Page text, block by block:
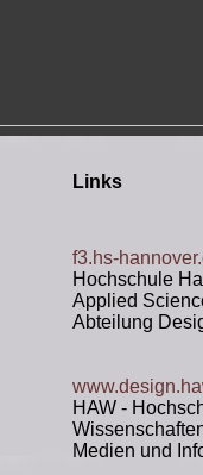
Links
f3.hs-
Hochschule
Applied
Abteilung
HAW -
Medien und